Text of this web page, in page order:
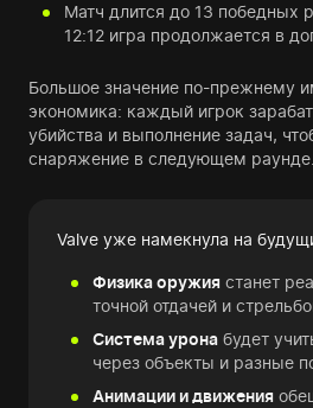
Матч длится до 13 победных
12:12 игра продолжается в
Большое значение по-прежнему
экономика: каждый игрок
убийства и выполнение задач,
снаряжение в следующем раунде.
Valve уже намекнула на
Физика оружия станет
точной отдачей и
Система урона будет
через объекты и разные
Анимации и движения